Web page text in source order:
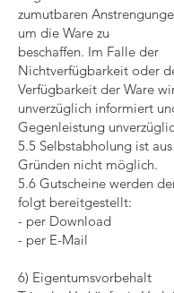
zumutbaren
um die Ware zu
beschaffen. Im Falle der
Nichtverfügbarkeit oder
Verfügbarkeit der Ware
unverzüglich informiert
Gegenleistung
5.5 Selbstabholung ist
Gründen nicht möglich.
5.6 Gutscheine werden
folgt bereitgestellt:
- per Download
- per E-Mail
6) Eigentumsvorbehalt